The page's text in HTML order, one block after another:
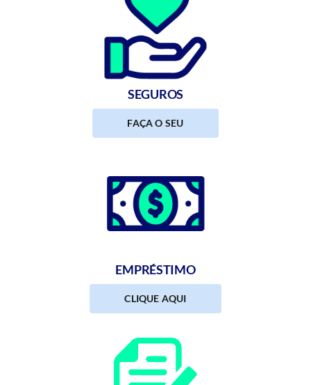
SEGUROS
FAÇA O SEU
EMPRÉSTIMO
CLIQUE AQUI